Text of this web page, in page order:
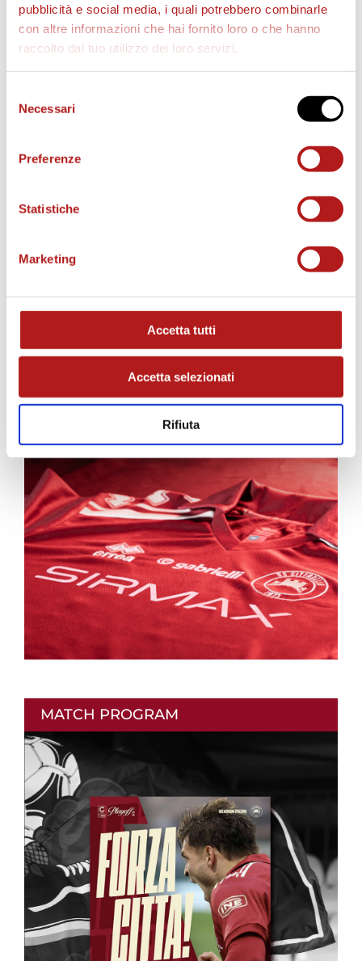
pubblicità e social media, i quali potrebbero combinarle
con altre informazioni che hai fornito loro o che hanno
raccolto dal tuo utilizzo dei loro servizi.
delNecessari
Preferenze
Statistiche
Marketing
Accetta tutti
Accetta selezionati
Rifiuta
BIGLIETTI
AS CITTADELLA STORE
MATCH PROGRAM